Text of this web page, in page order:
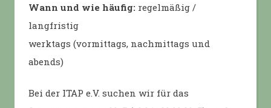
Wann und wie häufig:regelmäßig /
langfristig
werktags (vormittags, nachmittags und
abends)
Bei der ITAP e.V. suchen wir für das